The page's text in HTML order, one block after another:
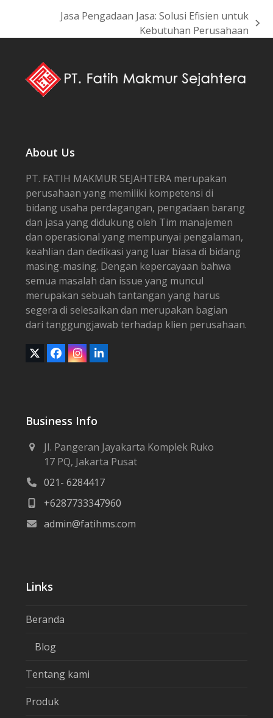
Jasa Pengadaan Jasa: Solusi Efisien untuk
Kebutuhan Perusahaan
About Us
PT. FATIH MAKMUR SEJAHTERA merupakan
perusahaan yang memiliki kompetensi di
bidang usaha perdagangan, pengadaan barang
dan jasa yang didukung oleh Tim manajemen
dan operasional yang mempunyai pengalaman,
keahlian dan dedikasi yang luar biasa di bidang
masing-masing. Dengan kepercayaan bahwa
semua masalah dan issue yang muncul
merupakan sebuah tantangan yang harus
segera di selesaikan dan merupakan bagian
dari tanggungjawab terhadap klien perusahaan.
TwitterFacebook
Instagram
LinkedIn
Business Info
JI. Pangeran Jayakarta Komplek Ruko
17 PQ, Jakarta Pusat
021- 6284417
+6287733347960
admin@fatihms.com
Links
Beranda
Blog
Tentang kami
Produk